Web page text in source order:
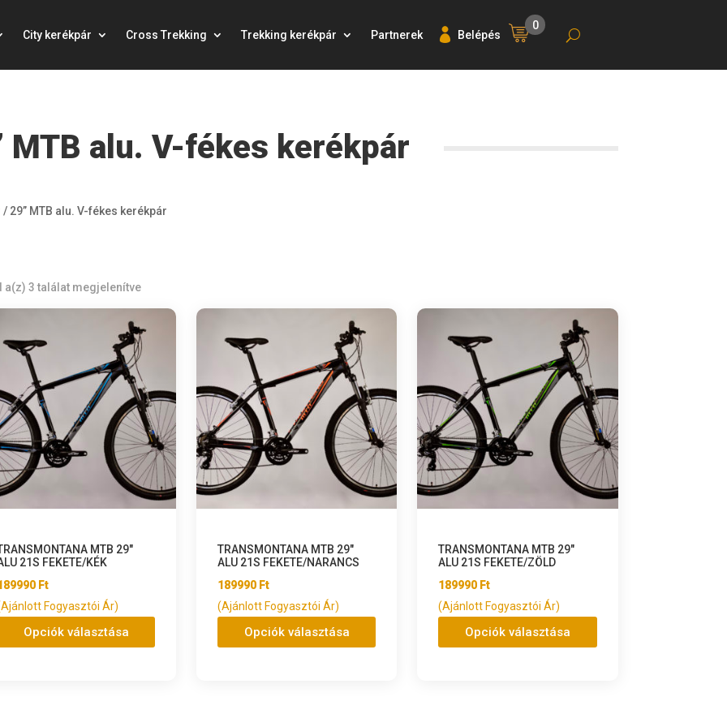
City kerékpár Cross Trekking Trekking kerékpár Partnerek Belépés
0
MTB alu. V-fékes kerékpár
/ 29” MTB alu. V-fékes kerékpár
a(z) 3 találat megjelenítve
MTB 29″
21S FEKETE/KÉK
Ft
Fogyasztói Ár)
Opciók választása
TRANSMONTANA MTB 29″
ALU 21S FEKETE/NARANCS
189990 Ft
(Ajánlott Fogyasztói Ár)
Opciók választása
TRANSMONTANA MTB 29″
ALU 21S FEKETE/ZÖLD
189990 Ft
(Ajánlott Fogyasztói Ár)
Opciók választása